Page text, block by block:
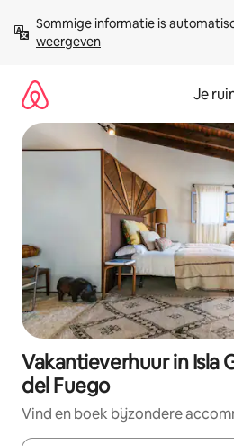
direct
naar
Sommige informatie is
weergeven
Je
Vakantieverhuur in Isla
del Fuego
Vind en boek bijzondere